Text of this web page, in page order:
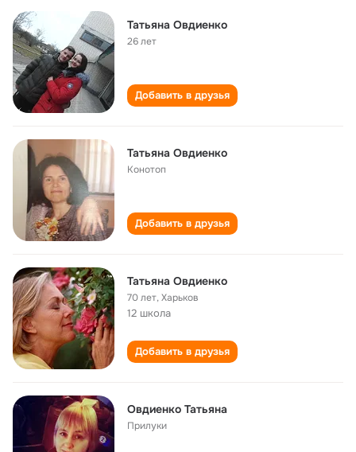
Татьяна Овдиенко
26 лет
Добавить в друзья
Татьяна Овдиенко
Конотоп
Добавить в друзья
Татьяна Овдиенко
70 лет,Харьков
12 школа
Добавить в друзья
Овдиенко Татьяна
Прилуки